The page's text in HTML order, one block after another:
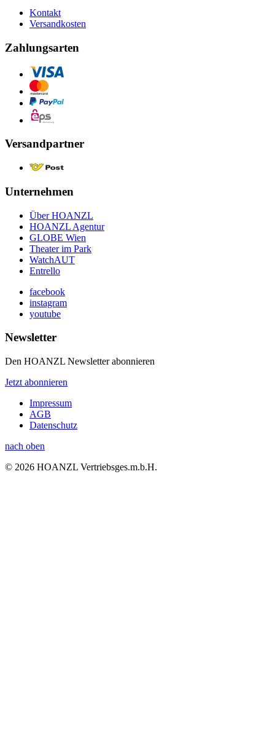
Kontakt
Versandkosten
Zahlungsarten
Versandpartner
Unternehmen
Über HOANZL
HOANZL Agentur
GLOBE Wien
Theater im Park
WatchAUT
Entrello
facebook
instagram
youtube
Newsletter
Den HOANZL Newsletter abonnieren
Jetzt abonnieren
Impressum
AGB
Datenschutz
nach oben
© 2026 HOANZL Vertriebsges.m.b.H.